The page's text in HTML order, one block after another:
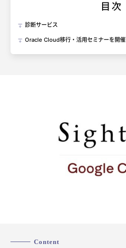
目次
診断サービス
Oracle Cloud移行・活用セミナーを開催
Content